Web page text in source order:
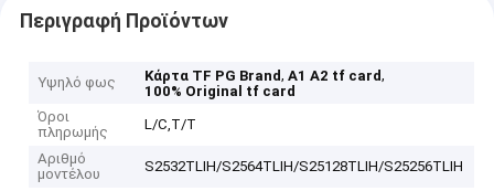
Περιγραφή Προϊόντων
Υψηλό φως Κάρτα TF PG Brand,A1 A2 tf card,
100% Original tf card
Όροι
πληρωμής
L/C,T/T
Αριθμό
μοντέλου
S2532TLIH/S2564TLIH/S25128TLIH/S25256TLIH